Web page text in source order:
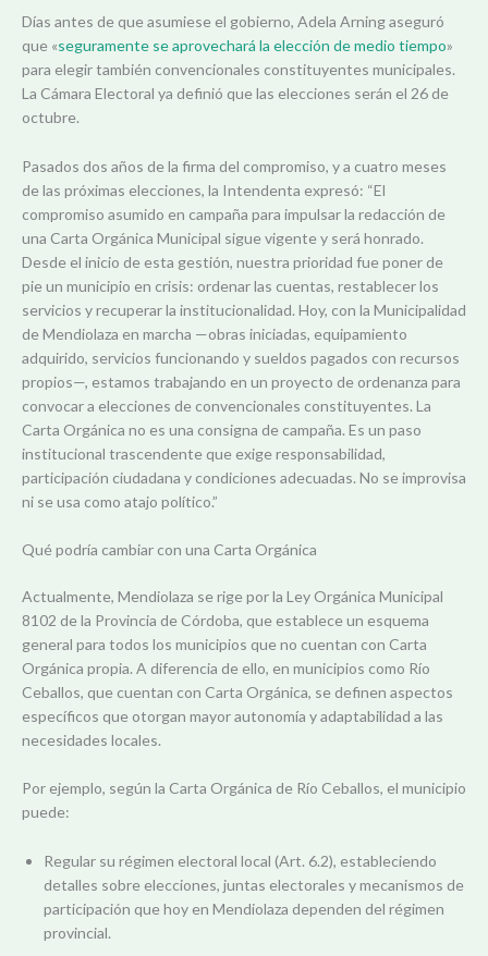
Días antes de que asumiese el gobierno, Adela Arning aseguró
que «seguramente se aprovechará la elección de medio tiempo»
para elegir también convencionales constituyentes municipales.
La Cámara Electoral ya definió que las elecciones serán el 26 de
octubre.
Pasados dos años de la firma del compromiso, y a cuatro meses
de las próximas elecciones, la Intendenta expresó: “El
compromiso asumido en campaña para impulsar la redacción de
una Carta Orgánica Municipal sigue vigente y será honrado.
Desde el inicio de esta gestión, nuestra prioridad fue poner de
pie un municipio en crisis: ordenar las cuentas, restablecer los
servicios y recuperar la institucionalidad. Hoy, con la Municipalidad
de Mendiolaza en marcha —obras iniciadas, equipamiento
adquirido, servicios funcionando y sueldos pagados con recursos
propios—, estamos trabajando en un proyecto de ordenanza para
convocar a elecciones de convencionales constituyentes. La
Carta Orgánica no es una consigna de campaña. Es un paso
institucional trascendente que exige responsabilidad,
participación ciudadana y condiciones adecuadas. No se improvisa
ni se usa como atajo político.”
Qué podría cambiar con una Carta Orgánica
Actualmente, Mendiolaza se rige por la Ley Orgánica Municipal
8102 de la Provincia de Córdoba, que establece un esquema
general para todos los municipios que no cuentan con Carta
Orgánica propia. A diferencia de ello, en municipios como Río
Ceballos, que cuentan con Carta Orgánica, se definen aspectos
específicos que otorgan mayor autonomía y adaptabilidad a las
necesidades locales.
Por ejemplo, según la Carta Orgánica de Río Ceballos, el municipio
puede:
Regular su régimen electoral local (Art. 6.2), estableciendo
detalles sobre elecciones, juntas electorales y mecanismos de
participación que hoy en Mendiolaza dependen del régimen
provincial.